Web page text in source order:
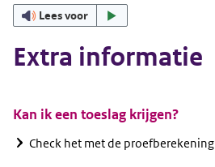
Lees voor
Extra informatie
Kan ik een toeslag krijgen?
Check het met de proefberekening